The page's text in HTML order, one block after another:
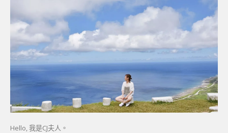
Hello, 我是CJ夫人。